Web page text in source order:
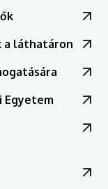
a láthatáron
Egyetem